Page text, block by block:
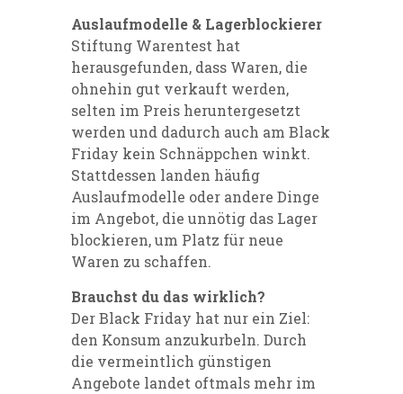
Auslaufmodelle & Lagerblockierer
Stiftung Warentest hat
herausgefunden, dass Waren, die
ohnehin gut verkauft werden,
selten im Preis heruntergesetzt
werden und dadurch auch am Black
Friday kein Schnäppchen winkt.
Stattdessen landen häufig
Auslaufmodelle oder andere Dinge
im Angebot, die unnötig das Lager
blockieren, um Platz für neue
Waren zu schaffen.
Brauchst du das wirklich?
Der Black Friday hat nur ein Ziel:
den Konsum anzukurbeln. Durch
die vermeintlich günstigen
Angebote landet oftmals mehr im